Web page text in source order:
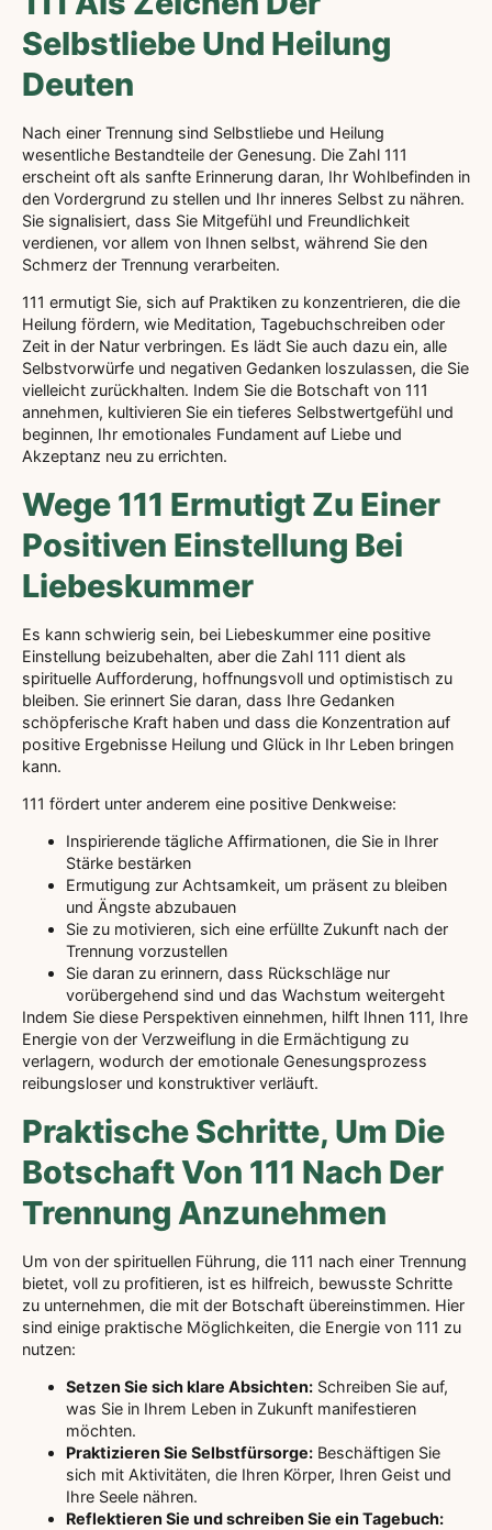
Selbstliebe Und Heilung
Deuten
Nach einer Trennung sind Selbstliebe und Heilung
wesentliche Bestandteile der Genesung. Die Zahl 111
erscheint oft als sanfte Erinnerung daran, Ihr Wohlbefinden in
den Vordergrund zu stellen und Ihr inneres Selbst zu nähren.
Sie signalisiert, dass Sie Mitgefühl und Freundlichkeit
verdienen, vor allem von Ihnen selbst, während Sie den
Schmerz der Trennung verarbeiten.
111 ermutigt Sie, sich auf Praktiken zu konzentrieren, die die
Heilung fördern, wie Meditation, Tagebuchschreiben oder
Zeit in der Natur verbringen. Es lädt Sie auch dazu ein, alle
Selbstvorwürfe und negativen Gedanken loszulassen, die Sie
vielleicht zurückhalten. Indem Sie die Botschaft von 111
annehmen, kultivieren Sie ein tieferes Selbstwertgefühl und
beginnen, Ihr emotionales Fundament auf Liebe und
Akzeptanz neu zu errichten.
Wege 111 Ermutigt Zu Einer
Positiven Einstellung Bei
Liebeskummer
Es kann schwierig sein, bei Liebeskummer eine positive
Einstellung beizubehalten, aber die Zahl 111 dient als
spirituelle Aufforderung, hoffnungsvoll und optimistisch zu
bleiben. Sie erinnert Sie daran, dass Ihre Gedanken
schöpferische Kraft haben und dass die Konzentration auf
positive Ergebnisse Heilung und Glück in Ihr Leben bringen
kann.
111 fördert unter anderem eine positive Denkweise:
Inspirierende tägliche Affirmationen, die Sie in Ihrer
Stärke bestärken
Ermutigung zur Achtsamkeit, um präsent zu bleiben
und Ängste abzubauen
Sie zu motivieren, sich eine erfüllte Zukunft nach der
Trennung vorzustellen
Sie daran zu erinnern, dass Rückschläge nur
vorübergehend sind und das Wachstum weitergeht
Indem Sie diese Perspektiven einnehmen, hilft Ihnen 111, Ihre
Energie von der Verzweiflung in die Ermächtigung zu
verlagern, wodurch der emotionale Genesungsprozess
reibungsloser und konstruktiver verläuft.
Praktische Schritte, Um Die
Botschaft Von 111 Nach Der
Trennung Anzunehmen
Um von der spirituellen Führung, die 111 nach einer Trennung
bietet, voll zu profitieren, ist es hilfreich, bewusste Schritte
zu unternehmen, die mit der Botschaft übereinstimmen. Hier
sind einige praktische Möglichkeiten, die Energie von 111 zu
nutzen:
Setzen Sie sich klare Absichten: Schreiben Sie auf,
was Sie in Ihrem Leben in Zukunft manifestieren
möchten.
Praktizieren Sie Selbstfürsorge: Beschäftigen Sie
sich mit Aktivitäten, die Ihren Körper, Ihren Geist und
Ihre Seele nähren.
Reflektieren Sie und schreiben Sie ein Tagebuch: